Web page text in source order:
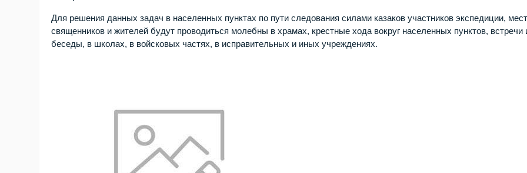
Для решения данных задач в населенных пунктах по пути следования силами казаков участников экспедиции,
священников и жителей будут проводиться молебны в храмах, крестные хода вокруг населенных пунктов, встречи
беседы, в школах, в войсковых частях, в исправительных и иных учреждениях.